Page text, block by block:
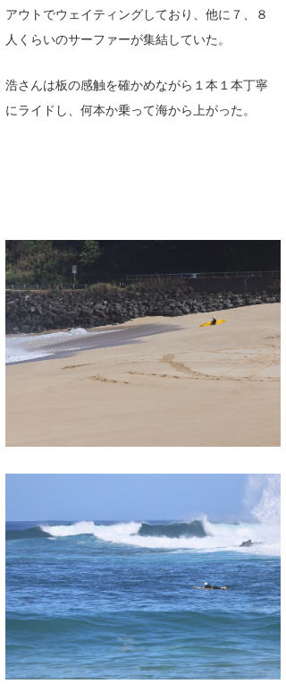
アウトでウェイティングしており、他に７、８
人くらいのサーファーが集結していた。
浩さんは板の感触を確かめながら１本１本丁寧
にライドし、何本か乗って海から上がった。
waka☆=
YUKI☆
たっちー
ハンマー
上田純子
上條将美
唐澤予報士
SancheZ
米山予報士
予報士 hiro.
banpaku
Mr.K
chappy
Romisea